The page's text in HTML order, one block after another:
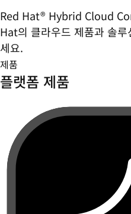
Red Hat® Hybrid Cloud
Hat의 클라우드 제품과 솔
세요.
제품
플랫폼 제품